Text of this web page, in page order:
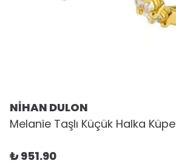
NİHAN DULON
Melanie Taşlı Küçük Halka Küpe
₺ 951.90